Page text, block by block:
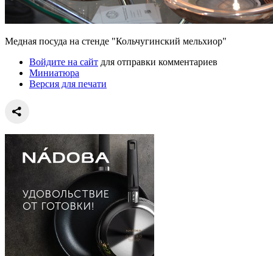
Медная посуда на стенде "Кольчугинский мельхиор"
Войдите на сайт для отправки комментариев
Миниатюра
Версия для печати